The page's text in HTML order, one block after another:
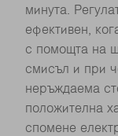
минута.
ефективен,
с помощта на
смисъл и при
неръждаема
положителна
спомене